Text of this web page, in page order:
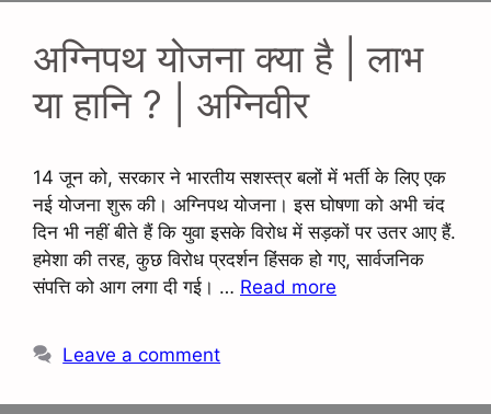
अग्निपथ योजना क्या है | लाभ
या हानि ? | अग्निवीर
14 जून को, सरकार ने भारतीय सशस्त्र बलों में भर्ती के लिए एक
नई योजना शुरू की। अग्निपथ योजना। इस घोषणा को अभी चंद
दिन भी नहीं बीते हैं कि युवा इसके विरोध में सड़कों पर उतर आए हैं.
हमेशा की तरह, कुछ विरोध प्रदर्शन हिंसक हो गए, सार्वजनिक
संपत्ति को आग लगा दी गई। … Read more
Leave a comment